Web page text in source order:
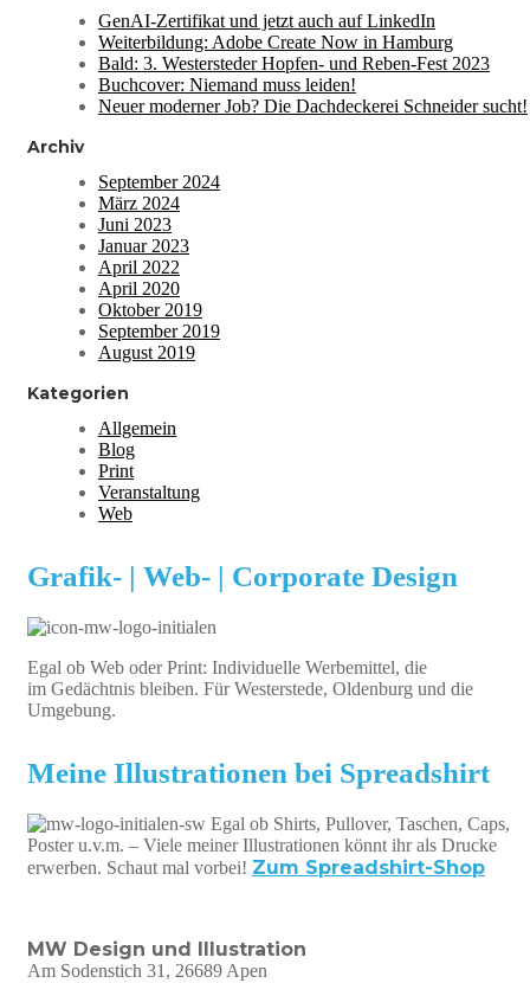
GenAI-Zertifikat und jetzt auch auf LinkedIn
Weiterbildung: Adobe Create Now in Hamburg
Bald: 3. Westersteder Hopfen- und Reben-Fest 2023
Buchcover: Niemand muss leiden!
Neuer moderner Job? Die Dachdeckerei Schneider sucht!
Archiv
September 2024
März 2024
Juni 2023
Januar 2023
April 2022
April 2020
Oktober 2019
September 2019
August 2019
Kategorien
Allgemein
Blog
Print
Veranstaltung
Web
Grafik- | Web- | Corporate Design
Egal ob Web oder Print: Individuelle Werbemittel, die
im Gedächtnis bleiben. Für Westerstede, Oldenburg und die
Umgebung.
Meine Illustrationen bei Spreadshirt
Egal ob Shirts, Pullover, Taschen, Caps,
Poster u.v.m. – Viele meiner Illustrationen könnt ihr als Drucke
erwerben. Schaut mal vorbei! Zum Spreadshirt-Shop
MW Design und Illustration
Am Sodenstich 31, 26689 Apen